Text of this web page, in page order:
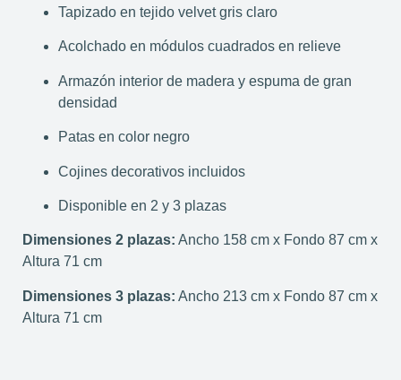
Tapizado en tejido velvet gris claro
Acolchado en módulos cuadrados en relieve
Armazón interior de madera y espuma de gran
densidad
Patas en color negro
Cojines decorativos incluidos
Disponible en 2 y 3 plazas
Dimensiones 2 plazas: Ancho 158 cm x Fondo 87 cm x
Altura 71 cm
Dimensiones 3 plazas: Ancho 213 cm x Fondo 87 cm x
Altura 71 cm